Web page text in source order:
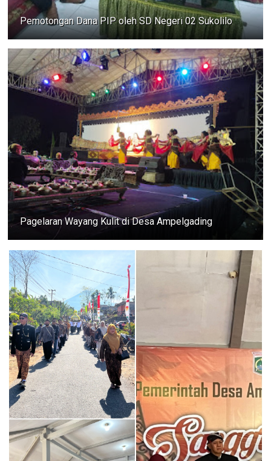
Pemotongan Dana PIP oleh SD Negeri 02 Sukolilo
Pagelaran Wayang Kulit di Desa Ampelgading